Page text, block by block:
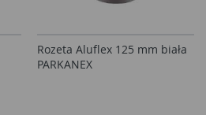
Rozeta Aluflex 125 mm biała
PARKANEX